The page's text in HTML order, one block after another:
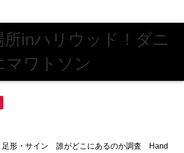
inハリウッド！ダニ
マワトソン
足形・サイン 誰がどこにあるのか調査 Hand